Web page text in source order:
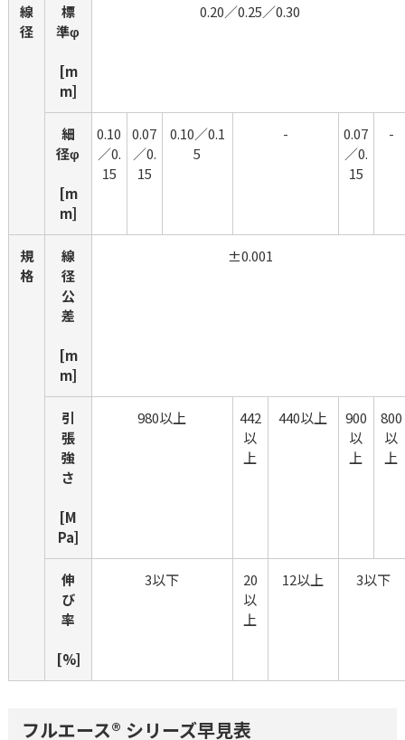
線
径
標
準φ
[m
m]
0.20／0.25／0.30
細
径φ
[m
m]
0.10
／0.
15
0.07
／0.
15
0.10／0.1
5
-
0.07
／0.
15
-
規
格
線
径
公
差
[m
m]
±0.001
引
張
強
さ
[M
Pa]
980以上
442
以
上
440以上
900
以
上
800
以
上
伸
び
率
[%]
3以下
20
以
上
12以上 3以下
フルエース® シリーズ早見表